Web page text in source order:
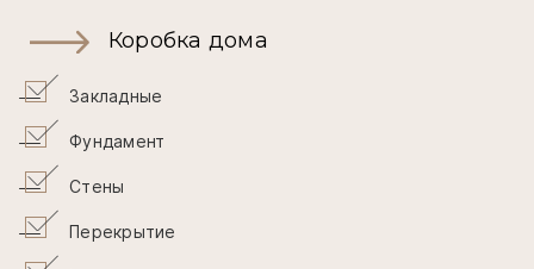
Коробка дома
Закладные
Фундамент
Стены
Перекрытие